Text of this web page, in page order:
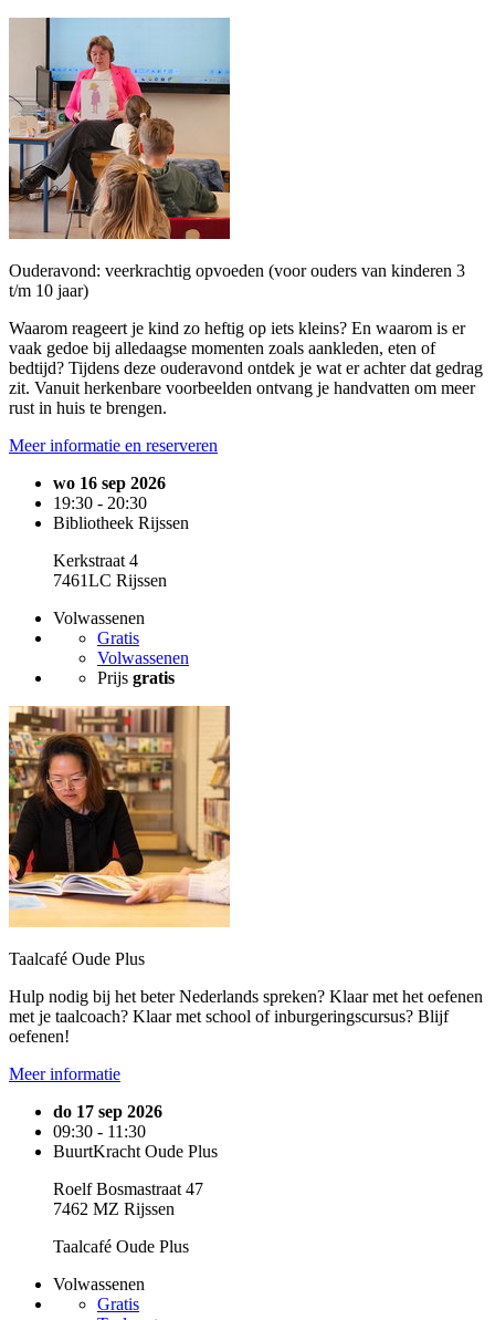
Ouderavond: veerkrachtig opvoeden (voor ouders van kinderen 3
t/m 10 jaar)
Waarom reageert je kind zo heftig op iets kleins? En waarom is er
vaak gedoe bij alledaagse momenten zoals aankleden, eten of
bedtijd? Tijdens deze ouderavond ontdek je wat er achter dat gedrag
zit. Vanuit herkenbare voorbeelden ontvang je handvatten om meer
rust in huis te brengen.
Meer informatie en reserveren
wo 16 sep 2026
19:30 - 20:30
Bibliotheek Rijssen
Kerkstraat 4
7461LC Rijssen
Volwassenen
Gratis
Volwassenen
Prijs gratis
Taalcafé Oude Plus
Hulp nodig bij het beter Nederlands spreken? Klaar met het oefenen
met je taalcoach? Klaar met school of inburgeringscursus? Blijf
oefenen!
Meer informatie
do 17 sep 2026
09:30 - 11:30
BuurtKracht Oude Plus
Roelf Bosmastraat 47
7462 MZ Rijssen
Taalcafé Oude Plus
Volwassenen
Gratis